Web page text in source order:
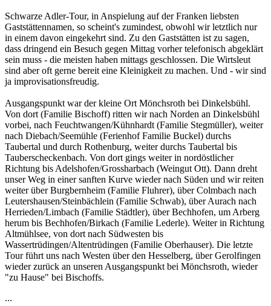
Schwarze Adler-Tour, in Anspielung auf der Franken liebsten
Gaststättennamen, so scheint's zumindest, obwohl wir letztlich nur
in einem davon eingekehrt sind. Zu den Gaststätten ist zu sagen,
dass dringend ein Besuch gegen Mittag vorher telefonisch abgeklärt
sein muss - die meisten haben mittags geschlossen. Die Wirtsleut
sind aber oft gerne bereit eine Kleinigkeit zu machen. Und - wir sind
ja improvisationsfreudig.
Ausgangspunkt war der kleine Ort Mönchsroth bei Dinkelsbühl.
Von dort (Familie Bischoff) ritten wir nach Norden an Dinkelsbühl
vorbei, nach Feuchtwangen/Kühnhardt (Familie Stegmüller), weiter
nach Diebach/Seemühle (Ferienhof Familie Buckel) durchs
Taubertal und durch Rothenburg, weiter durchs Taubertal bis
Tauberscheckenbach. Von dort gings weiter in nordöstlicher
Richtung bis Adelshofen/Grossharbach (Weingut Ott). Dann dreht
unser Weg in einer sanften Kurve wieder nach Süden und wir reiten
weiter über Burgbernheim (Familie Fluhrer), über Colmbach nach
Leutershausen/Steinbächlein (Familie Schwab), über Aurach nach
Herrieden/Limbach (Familie Städtler), über Bechhofen, um Arberg
herum bis Bechhofen/Birkach (Familie Lederle). Weiter in Richtung
Altmühlsee, von dort nach Südwesten bis
Wassertrüdingen/Altentrüdingen (Familie Oberhauser). Die letzte
Tour führt uns nach Westen über den Hesselberg, über Gerolfingen
wieder zurück an unseren Ausgangspunkt bei Mönchsroth, wieder
"zu Hause" bei Bischoffs.
...